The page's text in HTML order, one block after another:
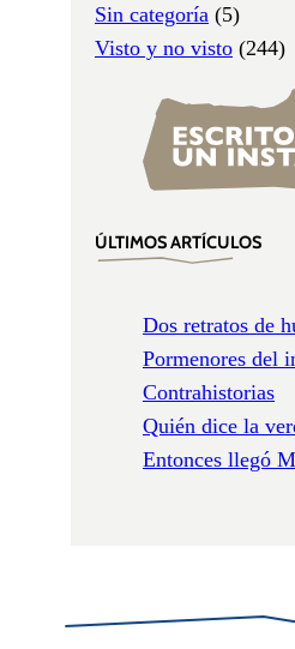
Sin categoría (5)
Visto y no visto (244)
ÚLTIMOS ARTÍCULOS
Dos retratos de
Pormenores del
Contrahistorias
Quién dice la
Entonces llegó